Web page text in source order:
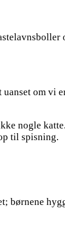
om
nogle
til spisning.
børnene